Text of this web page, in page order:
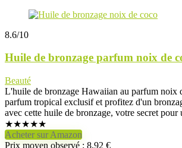
8.6/10
Huile de bronzage parfum noix de
Beauté
L'huile de bronzage Hawaiian au parfum noix
parfum tropical exclusif et profitez d'un
avec cette huile de bronzage, votre secret
★★★★★
Acheter sur Amazon
Prix moyen observé : 8.92 €